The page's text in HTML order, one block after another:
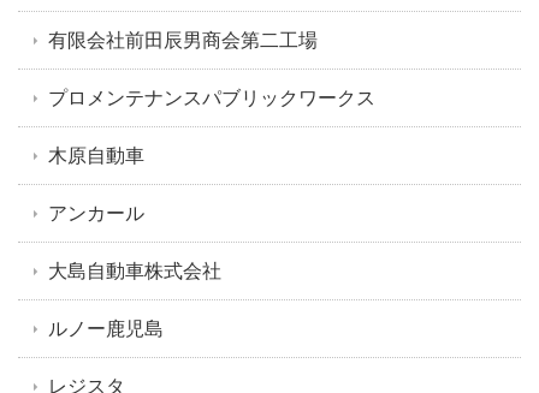
有限会社前田辰男商会第二工場
プロメンテナンスパブリックワークス
木原自動車
アンカール
大島自動車株式会社
ルノー鹿児島
レジスタ